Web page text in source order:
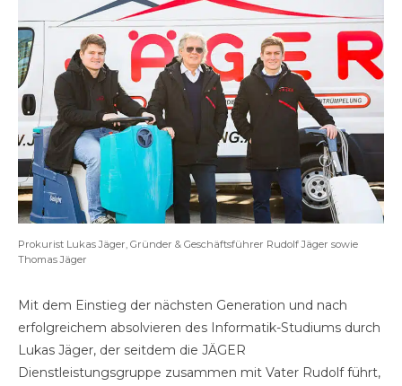
Prokurist Lukas Jäger, Gründer & Geschäftsführer Rudolf Jäger sowie
Thomas Jäger
Mit dem Einstieg der nächsten Generation und nach
erfolgreichem absolvieren des Informatik-Studiums durch
Lukas Jäger, der seitdem die JÄGER
Dienstleistungsgruppe zusammen mit Vater Rudolf führt,